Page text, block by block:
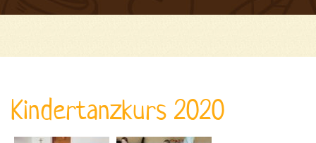
Kindertanzkurs 2020